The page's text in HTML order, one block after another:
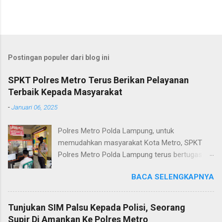
Postingan populer dari blog ini
SPKT Polres Metro Terus Berikan Pelayanan
Terbaik Kepada Masyarakat
-Januari 06, 2025
Polres Metro Polda Lampung, untuk
memudahkan masyarakat Kota Metro, SPKT
Polres Metro Polda Lampung terus bertugas
terkait layanan pengaduan, pelayanan SKCK dan
pelayanan Identifikasi sidik jari secara terpadu
kepada masyarakat. Senin (06/01/2025) Dalam
mewujudkan pelayanan prima kepolisian, SPKT
BACA SELENGKAPNYA
Tunjukan SIM Palsu Kepada Polisi, Seorang
Supir Di Amankan Ke Polres Metro